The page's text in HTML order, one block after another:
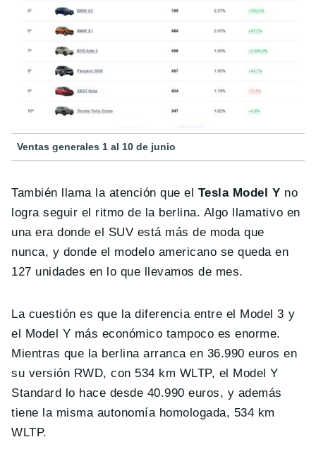
Ventas generales 1 al 10 de junio
También llama la atención que el Tesla Model Y no
logra seguir el ritmo de la berlina. Algo llamativo en
una era donde el SUV está más de moda que
nunca, y donde el modelo americano se queda en
127 unidades en lo que llevamos de mes.
La cuestión es que la diferencia entre el Model 3 y
el Model Y más económico tampoco es enorme.
Mientras que la berlina arranca en 36.990 euros en
su versión RWD, con 534 km WLTP, el Model Y
Standard lo hace desde 40.990 euros, y además
tiene la misma autonomía homologada, 534 km
WLTP.